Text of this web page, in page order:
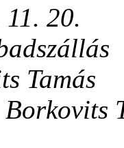
20.
Tamás